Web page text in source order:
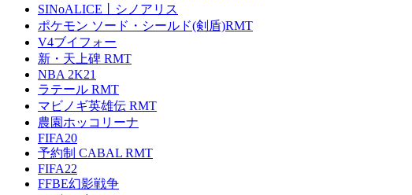
SINoALICE丨シノアリス
ポケモン ソード・シールド(剣盾)RMT
V4ブイフォー
新・天上碑 RMT
NBA 2K21
ラテール RMT
マビノギ英雄伝 RMT
農園ホッコリーナ
FIFA20
予約制 CABAL RMT
FIFA22
FFBE幻影戦争